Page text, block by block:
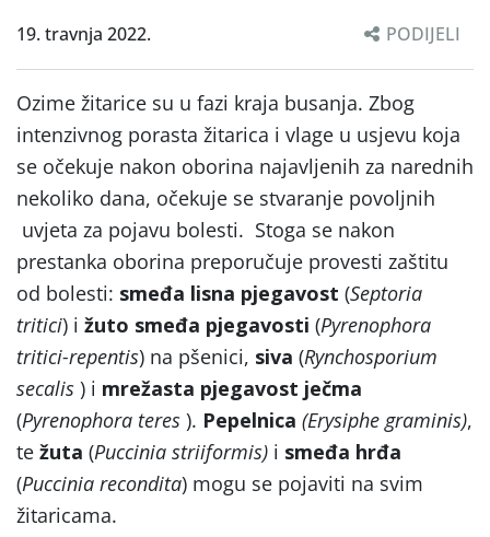
19. travnja 2022. PODIJELI
Ozime žitarice su u fazi kraja busanja. Zbog
intenzivnog porasta žitarica i vlage u usjevu koja
se očekuje nakon oborina najavljenih za narednih
nekoliko dana, očekuje se stvaranje povoljnih
uvjeta za pojavu bolesti. Stoga se nakon
prestanka oborina preporučuje provesti zaštitu
od bolesti: smeđa lisna pjegavost (Septoria
tritici) i žuto smeđa pjegavosti (Pyrenophora
tritici-repentis) na pšenici, siva (Rynchosporium
secalis ) i mrežasta pjegavost ječma
(Pyrenophora teres ). Pepelnica (Erysiphe graminis),
te žuta (Puccinia striiformis) i smeđa hrđa
(Puccinia recondita) mogu se pojaviti na svim
žitaricama.